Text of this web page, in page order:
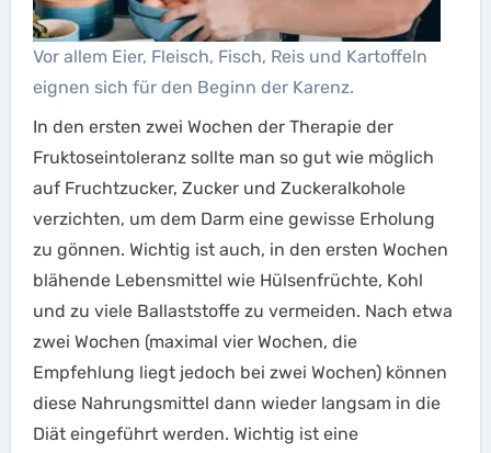
Vor allem Eier, Fleisch, Fisch, Reis und Kartoffeln
eignen sich für den Beginn der Karenz.
In den ersten zwei Wochen der Therapie der
Fruktoseintoleranz sollte man so gut wie möglich
auf Fruchtzucker, Zucker und Zuckeralkohole
verzichten, um dem Darm eine gewisse Erholung
zu gönnen. Wichtig ist auch, in den ersten Wochen
blähende Lebensmittel wie Hülsenfrüchte, Kohl
und zu viele Ballaststoffe zu vermeiden. Nach etwa
zwei Wochen (maximal vier Wochen, die
Empfehlung liegt jedoch bei zwei Wochen) können
diese Nahrungsmittel dann wieder langsam in die
Diät eingeführt werden. Wichtig ist eine